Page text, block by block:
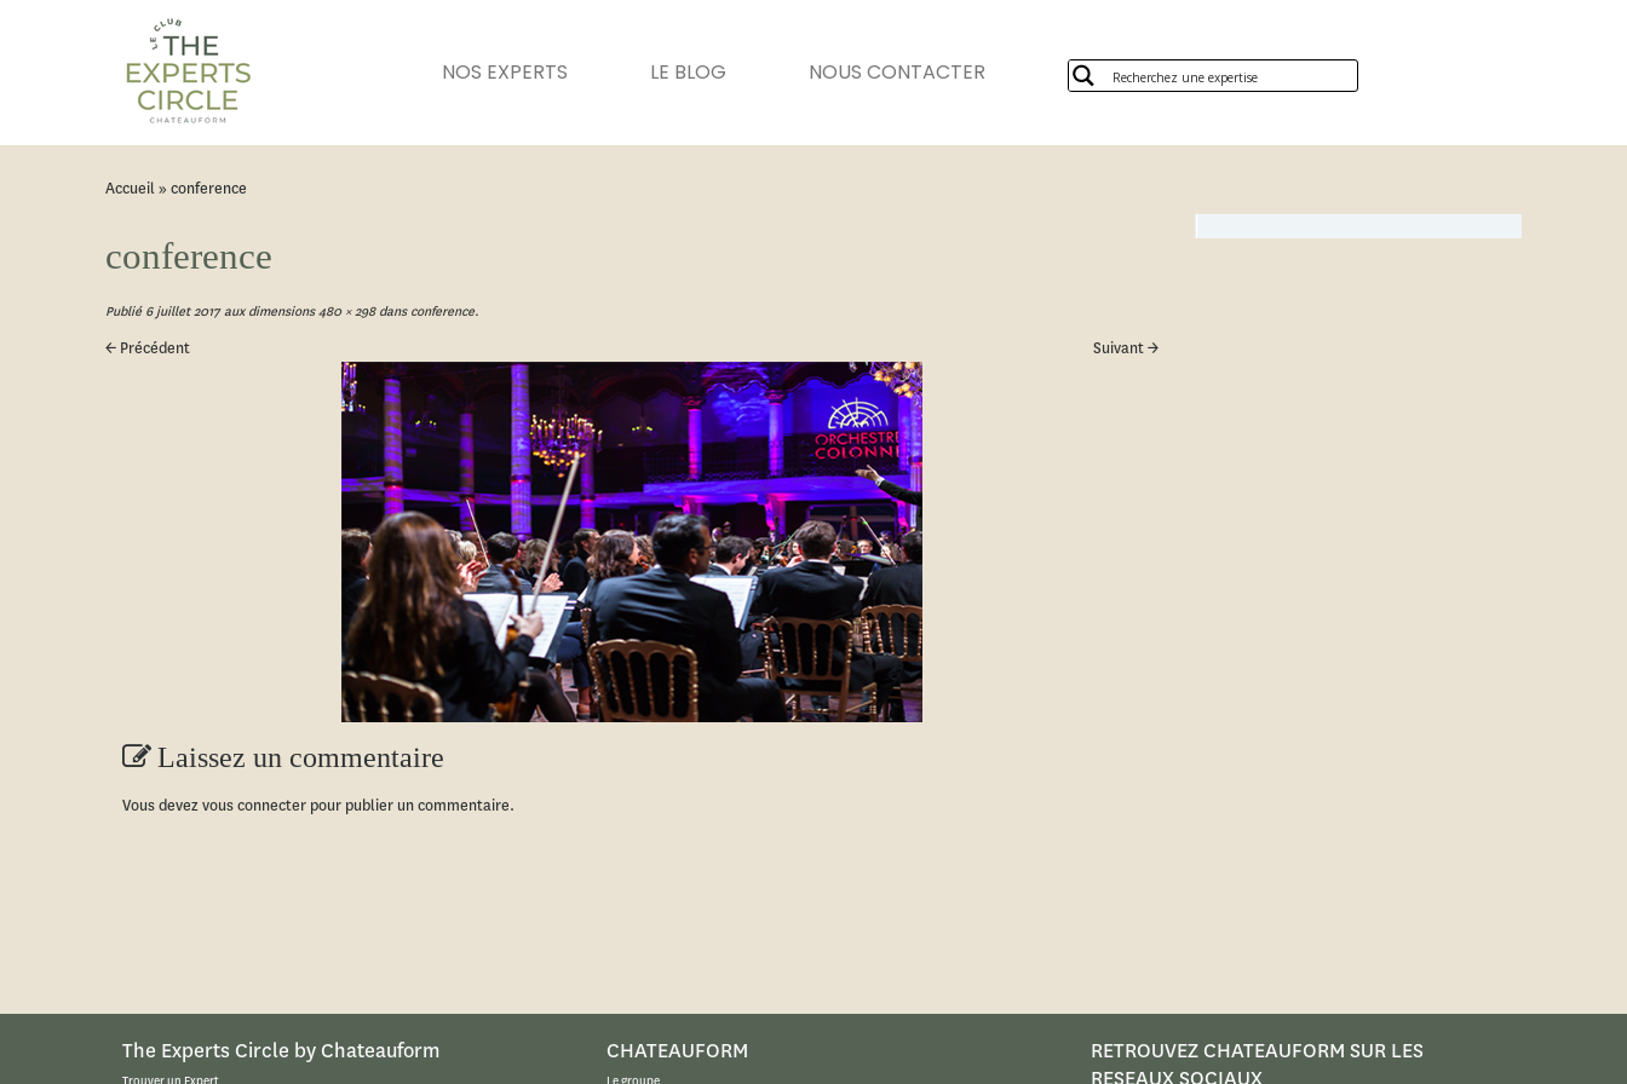
NOS EXPERTS LE BLOG NOUS CONTACTER
Accueil» conference
conference
Publié 6 juillet 2017aux dimensions480 × 298dansconference.
← Précédent Suivant →
Laissez un commentaire
Vous devezvous connecter pour publier un commentaire.
The Experts Circle by Chateauform CHATEAUFORM
RETROUVEZ CHATEAUFORM SUR LES